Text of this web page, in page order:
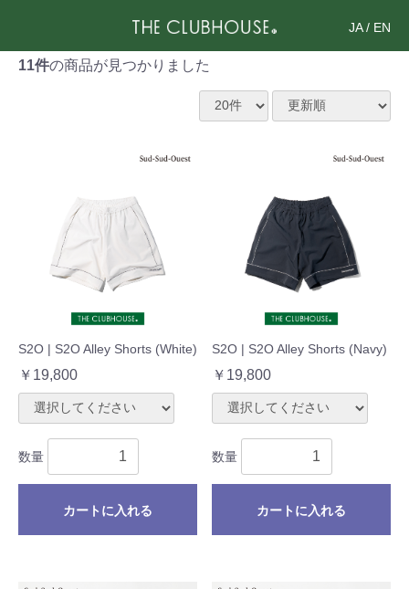
JA/ EN
11件の商品が見つかりました
S2O | S2O Alley Shorts (White)
￥19,800
数量
カートに入れる
S2O | S2O Alley Shorts (Navy)
￥19,800
数量
カートに入れる